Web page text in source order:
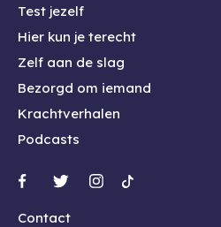
Test jezelf
Hier kun je terecht
Zelf aan de slag
Bezorgd om iemand
Krachtverhalen
Podcasts
Contact